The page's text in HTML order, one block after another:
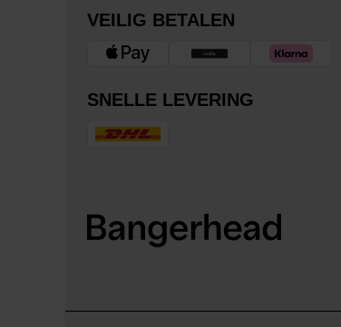
VEILIG BETALEN
SNELLE LEVERING